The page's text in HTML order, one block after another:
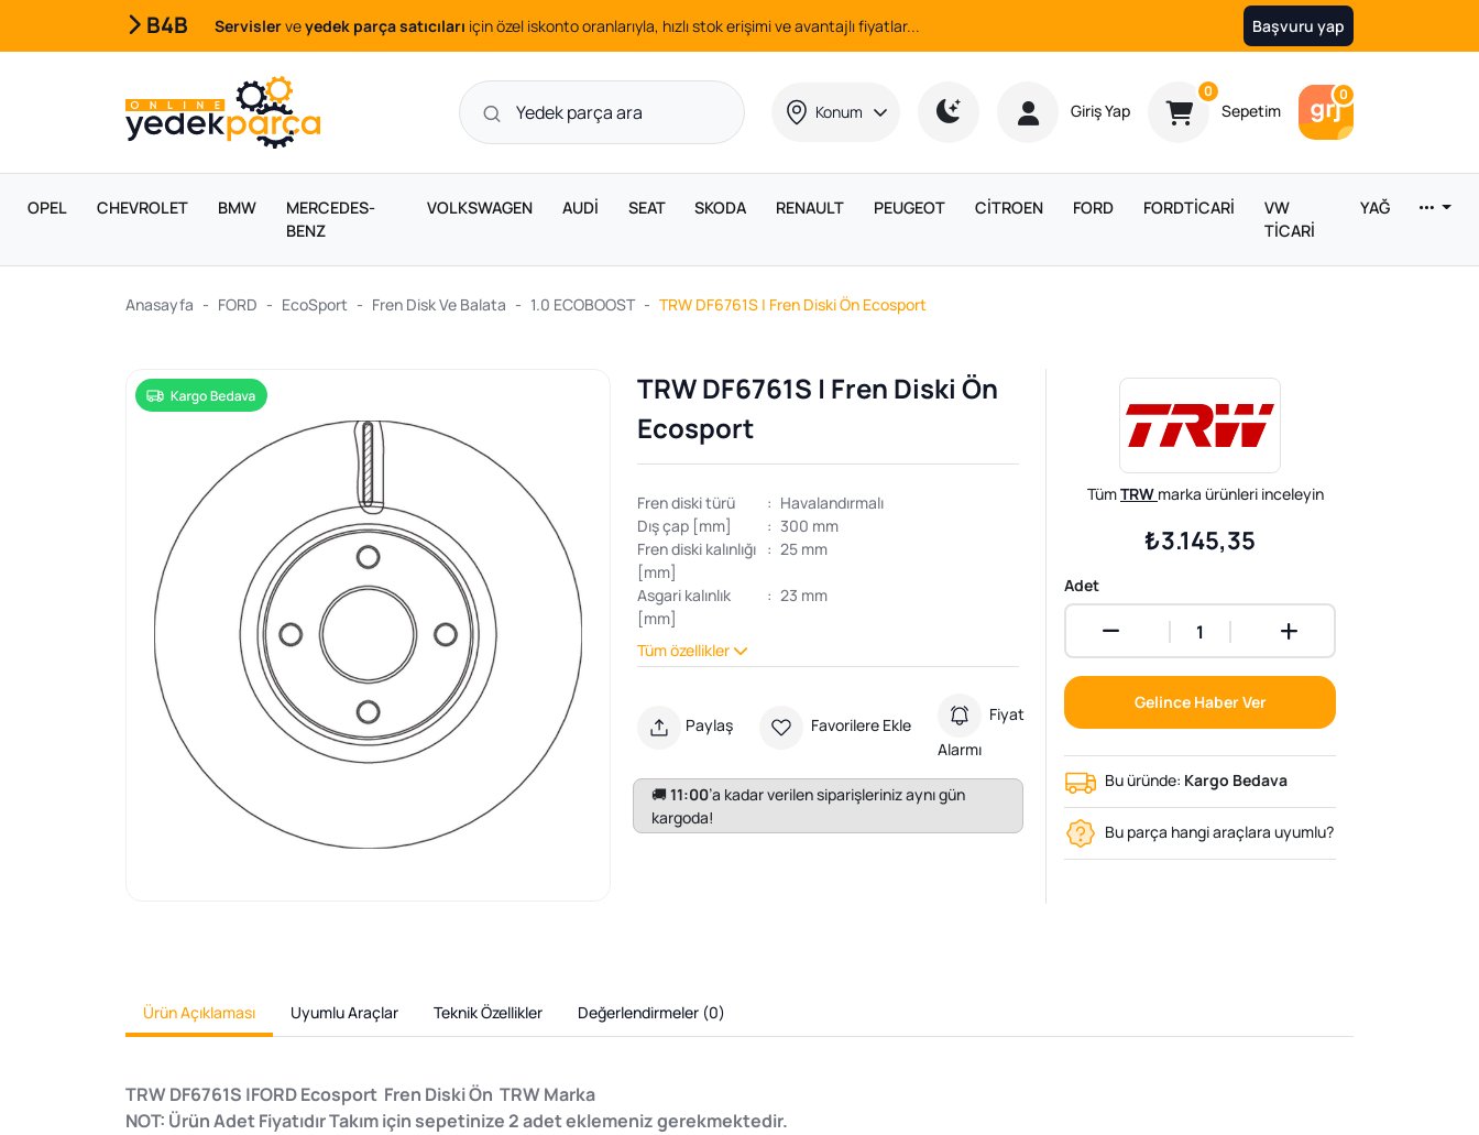
B4B Servislerveyedek parça satıcıları için özel iskonto oranlarıyla, hızlı stok erişimi ve avantajlı fiyatlar... Başvuru yap
Konum Giriş Yap
0Ürün sayısı
Sepetim
0Araç sayısı
OPEL CHEVROLET BMW
MERCEDES-
BENZ
VOLKSWAGEN AUDİ SEAT SKODA RENAULT PEUGEOT CİTROEN FORD FORDTİCARİ
VW
TİCARİ
YAĞ
Anasayfa FORD EcoSport Fren Disk Ve Balata 1.0 ECOBOOST TRW DF6761S | Fren Diski Ön Ecosport
TRW DF6761S | Fren Diski Ön
Ecosport
Fren diski türü : Havalandırmalı
Dış çap [mm]
: 300 mm
Fren diski kalınlığı
[mm]
: 25 mm
Asgari kalınlık
[mm]
: 23 mm
Tüm özellikler
Paylaş Favorilere Ekle
Fiyat
Alarmı
🚚11:00’a kadar verilen siparişleriniz aynı gün
kargoda!
TümTRW marka ürünleri inceleyin
₺3.145,35
Adet
Gelince Haber Ver
Bu üründe: Kargo Bedava
Bu parça hangi araçlara uyumlu?
Ürün Açıklaması Uyumlu Araçlar Teknik Özellikler Değerlendirmeler (0)
TRW DF6761S |FORD Ecosport Fren Diski Ön TRW Marka
NOT: Ürün Adet Fiyatıdır Takım için sepetinize 2 adet eklemeniz gerekmektedir.